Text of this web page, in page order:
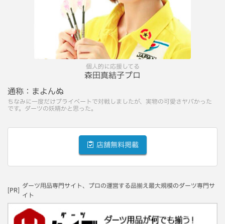
個人的に応援してる
森田真結子プロ
通称： まよんぬ
ちなみに一度だけプライベートで対戦しましたが、実物の可愛さヤバかった
です。ダーツの妖精かと思った。
店舗無料掲載
[PR]
ダーツ用品専門サイト、プロの運営する品揃え最大規模のダーツ専門サ
イト